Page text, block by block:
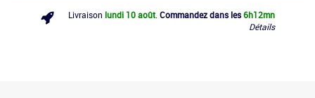
Livraison lundi 10 août. Commandez dans les 6h12mn
Détails